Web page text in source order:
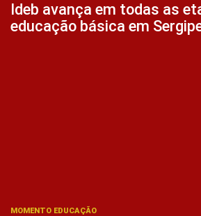
Ideb avança em todas as
educação básica em
MOMENTO EDUCAÇÃO